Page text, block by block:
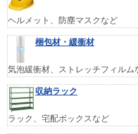
ヘルメット、防塵マスクなど
梱包材・緩衝材
気泡緩衝材、ストレッチフィルム
収納ラック
ラック、宅配ボックスなど